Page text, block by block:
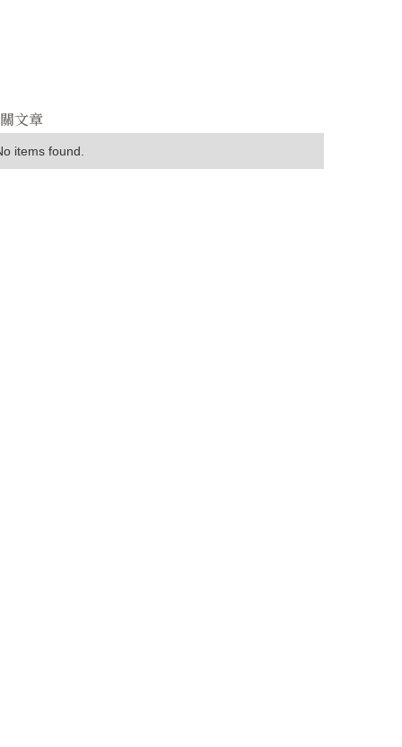
文章
items found.